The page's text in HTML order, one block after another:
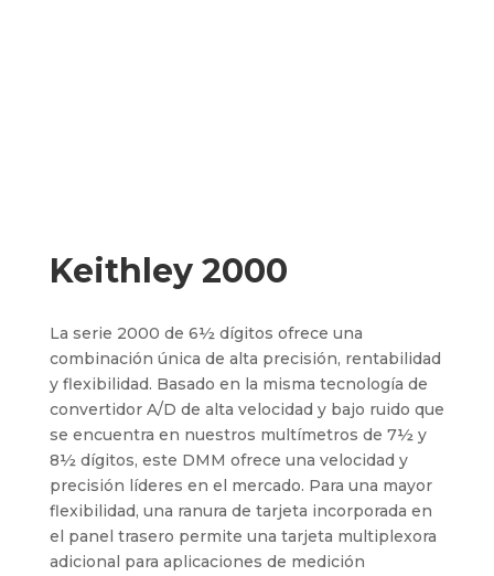
Keithley 2000
La serie 2000 de 6½ dígitos ofrece una
combinación única de alta precisión, rentabilidad
y flexibilidad. Basado en la misma tecnología de
convertidor A/D de alta velocidad y bajo ruido que
se encuentra en nuestros multímetros de 7½ y
8½ dígitos, este DMM ofrece una velocidad y
precisión líderes en el mercado. Para una mayor
flexibilidad, una ranura de tarjeta incorporada en
el panel trasero permite una tarjeta multiplexora
adicional para aplicaciones de medición